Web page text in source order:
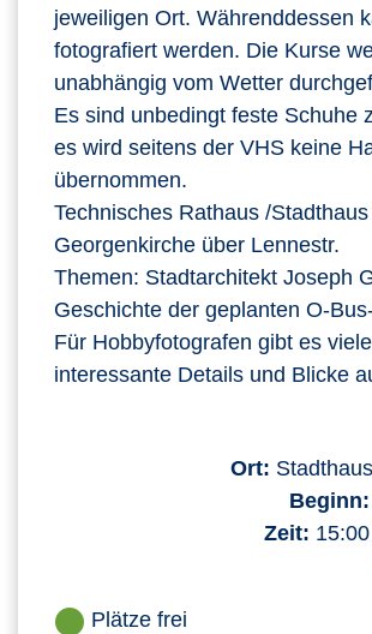
jeweiligen Ort. Währenddessen
fotografiert werden. Die Kurse
unabhängig vom Wetter
Es sind unbedingt feste Schuhe
es wird seitens der VHS keine
übernommen.
Technisches Rathaus /
Georgenkirche über Lennestr.
Themen: Stadtarchitekt Joseph
Geschichte der geplanten O-
Für Hobbyfotografen gibt es viele
interessante Details und Blicke
Ort:
Beginn:
Zeit:
Plätze frei